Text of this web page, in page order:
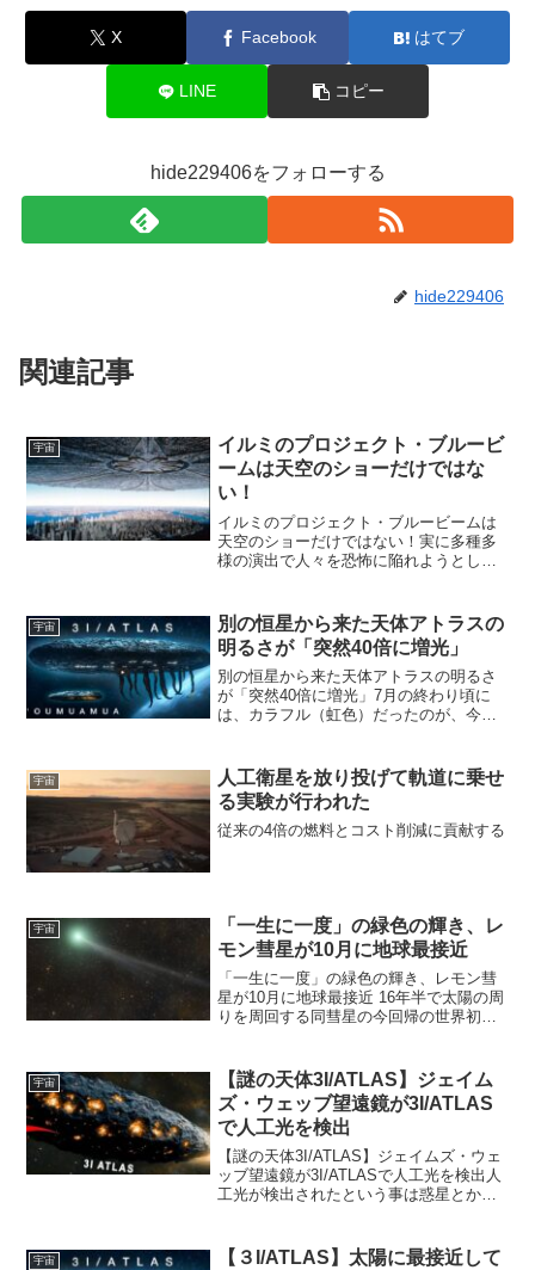
X Facebook はてブ
LINE コピー
hide229406をフォローする
hide229406
関連記事
宇宙
イルミのプロジェクト・ブルービ
ームは天空のショーだけではな
い！￼
イルミのプロジェクト・ブルービームは
天空のショーだけではない！実に多種多
様の演出で人々を恐怖に陥れようとして
ましたし、随分前にこのブログでもプロ
ジェクト・ブルービームに...
宇宙
別の恒星から来た天体アトラスの
明るさが「突然40倍に増光」
別の恒星から来た天体アトラスの明るさ
が「突然40倍に増光」7月の終わり頃に
は、カラフル（虹色）だったのが、今は
報告は「別の恒星から来たと思われる直
径20キロメートルほ...
宇宙
人工衛星を放り投げて軌道に乗せ
る実験が行われた
従来の4倍の燃料とコスト削減に貢献する
宇宙
「一生に一度」の緑色の輝き、レ
モン彗星が10月に地球最接近
「一生に一度」の緑色の輝き、レモン彗
星が10月に地球最接近 16年半で太陽の周
りを周回する同彗星の今回帰の世界初観
地球最接近 「一生に一度」緑の彗星10月
接近 - Y...
宇宙
【謎の天体3I/ATLAS】ジェイム
ズ・ウェッブ望遠鏡が3I/ATLAS
で人工光を検出
【謎の天体3I/ATLAS】ジェイムズ・ウェ
ッブ望遠鏡が3I/ATLASで人工光を検出人
工光が検出されたという事は惑星とか彗
やらこの天体から人工的な光が検出...
宇宙
【３I/ATLAS】太陽に最接近して